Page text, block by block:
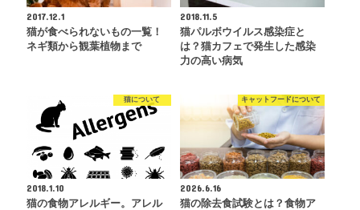
2017.12.1
猫が食べられないもの一覧！
ネギ類から観葉植物まで
2018.11.5
猫パルボウイルス感染症と
は？猫カフェで発生した感染
力の高い病気
猫について
2018.1.10
猫の食物アレルギー。アレル
キャットフードについて
2026.6.16
猫の除去食試験とは？食物ア